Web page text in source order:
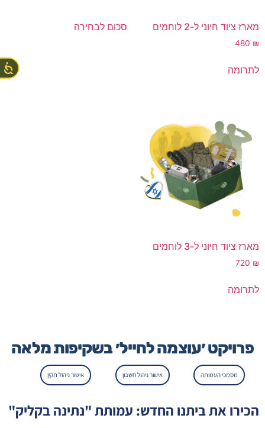
מארז ציוד חיוני ל-2 לוחמים
480 ₪
לתרומה
סכום לבחירה
מארז ציוד חיוני ל-3 לוחמים
720 ₪
לתרומה
פרויקט ׳עוצמה לחייל׳ בשקיפות מלאה
מסמכי העמותה אישור ניהול חשבון אישור ניהול תקין
הכירו את ביתנו החדש: עמותת "נתינה בקליק"